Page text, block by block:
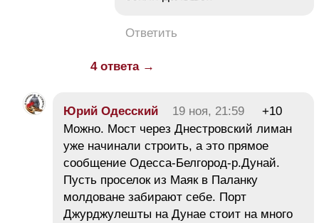
Ответить
4 ответа →
Юрий Одесский 19 ноя, 21:59
+10
Можно. Мост через Днестровский лиман
уже начинали строить, а это прямое
сообщение Одесса-Белгород-р.Дунай.
Пусть проселок из Маяк в Паланку
молдоване забирают себе. Порт
Джурджулешты на Дунае стоит на много